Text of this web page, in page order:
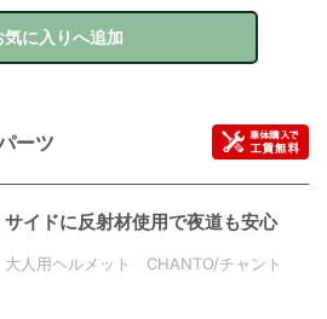
気に入りへ追加
ーツ
サイドに反射材使用で夜道も安心
大人用ヘルメット CHANTO/チャント